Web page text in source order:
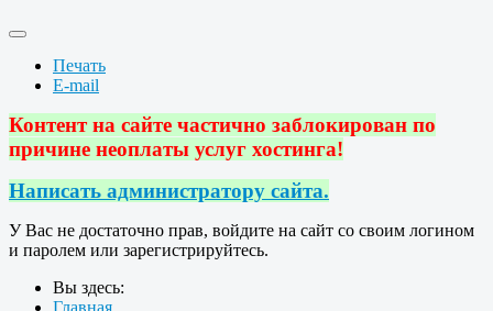
Печать
E-mail
Контент на сайте частично заблокирован по
причине неоплаты услуг хостинга!
Написать администратору сайта.
У Вас не достаточно прав, войдите на сайт со своим логином
и паролем или зарегистрируйтесь.
Вы здесь:
Главная